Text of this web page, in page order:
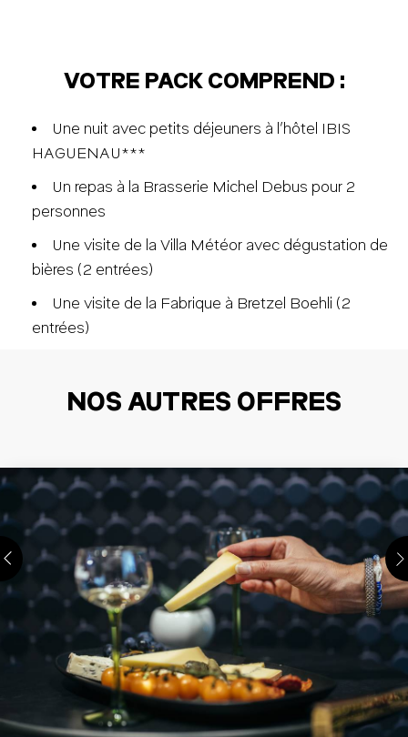
VOTRE PACK COMPREND :
Une nuit avec petits déjeuners à l’hôtel IBIS
HAGUENAU***
Un repas à la Brasserie Michel Debus pour 2
personnes
Une visite de la Villa Météor avec dégustation de
bières (2 entrées)
Une visite de la Fabrique à Bretzel Boehli (2
entrées)
NOS AUTRES OFFRES